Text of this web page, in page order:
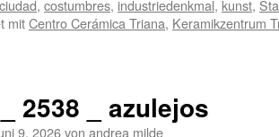
ciudad, costumbres, industriedenkmal, kunst,
mitCentro Cerámica Triana, Keramikzentrum
2538 _ azulejos
9, 2026von andrea milde